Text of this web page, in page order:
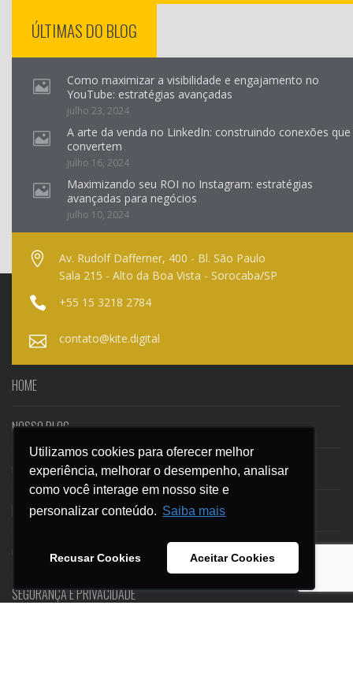
Utilizamos cookies para oferecer melhor
experiência, melhorar o desempenho, analisar
como você interage em nosso site e
personalizar conteúdo. Saiba mais
Recusar Cookies Aceitar Cookies
Utilizamos cookies para oferecer melhor
experiência, melhorar o desempenho, analisar
como você interage em nosso site e
personalizar conteúdo. Saiba mais
Recusar Cookies Aceitar Cookies
ÚLTIMAS DO BLOG
Como maximizar a visibilidade e engajamento no
YouTube: estratégias avançadas
julho 23, 2024
A arte da venda no LinkedIn: construindo conexões que
convertem
julho 16, 2024
Maximizando seu ROI no Instagram: estratégias
avançadas para negócios
julho 10, 2024
Av. Rudolf Dafferner, 400 - Bl. São Paulo
Sala 215 - Alto da Boa Vista - Sorocaba/SP
+55 15 3218 2784
contato@kite.digital
HOME
NOSSO BLOG
CASES
EBOOKS
CONTATO
SEGURANÇA E PRIVACIDADE